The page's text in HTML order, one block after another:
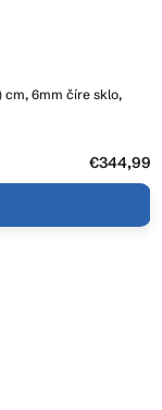
cm, 6mm číre sklo,
€344,99